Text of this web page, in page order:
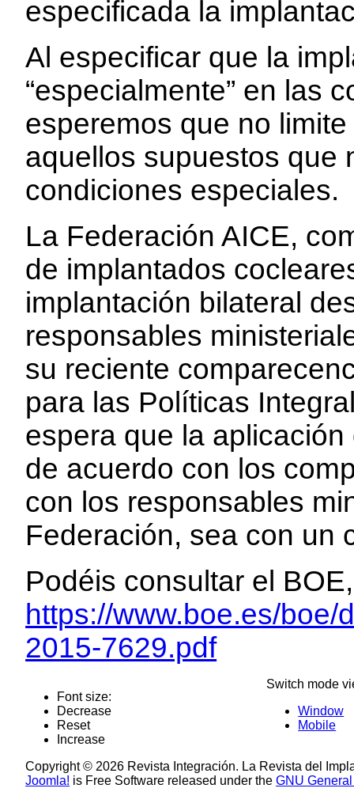
especificada la
Al especificar que la
“especialmente” en las
esperemos que no
aquellos supuestos que
condiciones especiales.
La Federación AICE,
de implantados
implantación bilateral
responsables
su reciente
para las Políticas
espera que la
de acuerdo con los
con los responsables
Federación, sea con un
Podéis consultar el
https://www.boe.es/boe/
2015-7629.pdf
Font size:
Decrease
Reset
Increase
Switch mode
Window
Mobile
Copyright © 2026 Revista Integración. La Revista del
Joomla! is Free Software released under theGNU